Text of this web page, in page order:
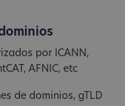
por ICANN,
AFNIC, etc
de dominios, gTLD